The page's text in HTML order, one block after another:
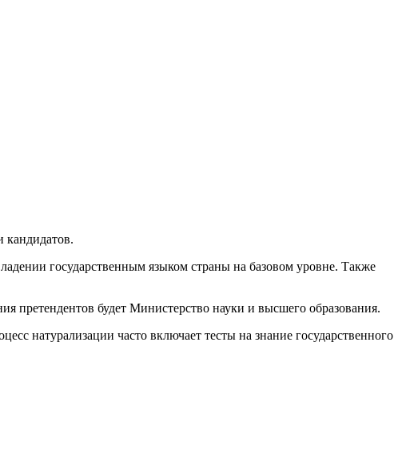
кандидатов.
государственным языком страны на базовом уровне. Также
претендентов будет Министерство науки и высшего образования.
натурализации часто включает тесты на знание государственного